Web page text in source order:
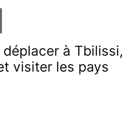
à Tbilissi,
visiter les pays